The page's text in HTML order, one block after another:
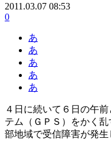
2011.03.07 08:53
0
あ
あ
あ
あ
あ
４日に続いて６日の午
テム（ＧＰＳ）をかく
部地域で受信障害が発生